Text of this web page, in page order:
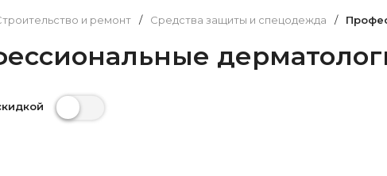
и ремонт / Средства защиты и спецодежда /